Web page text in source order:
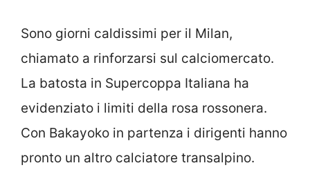
Sono giorni caldissimi per il Milan,
chiamato a rinforzarsi sul calciomercato.
La batosta in Supercoppa Italiana ha
evidenziato i limiti della rosa rossonera.
Con Bakayoko in partenza i dirigenti hanno
pronto un altro calciatore transalpino.